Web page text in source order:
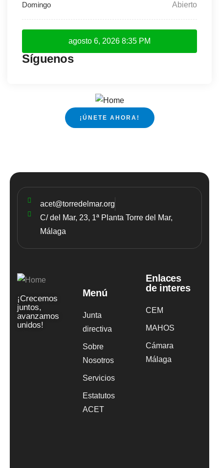
Abierto
agosto 6, 2026 8:35 PM
Síguenos
¡ÚNETE AHORA!
acet@torredelmar.org
C/ del Mar, 23, 1ª Planta Torre del Mar,
Málaga
¡Crecemos
juntos,
avanzamos
unidos!
Menú
Junta
directiva
Sobre
Nosotros
Servicios
Estatutos
ACET
Enlaces
de interes
CEM
MAHOS
Cámara
Málaga